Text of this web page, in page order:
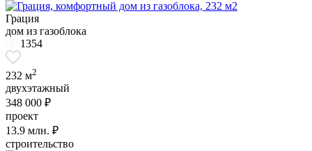
Грация
дом из газоблока
1354
232 м2
двухэтажный
348 000 ₽
проект
13.9 млн. ₽
строительство